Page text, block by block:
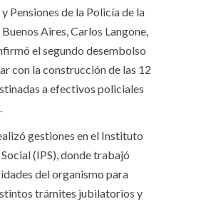
Pensiones de la Policía de la
Aires, Carlos Langone,
el segundo desembolso
con la construcción de las 12
a efectivos policiales
gestiones en el Instituto
(IPS), donde trabajó
del organismo para
trámites jubilatorios y